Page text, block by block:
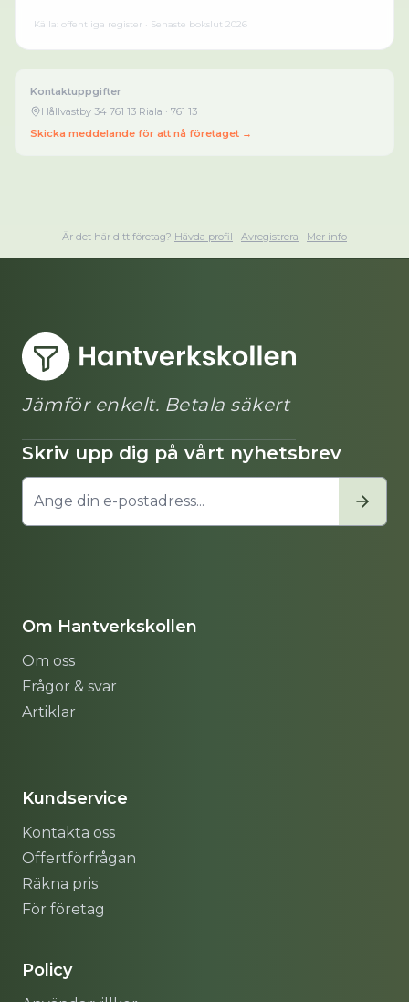
Källa: offentliga register · Senaste bokslut 2026
Kontaktuppgifter
Hållvastby 34 761 13 Riala · 761 13
Skicka meddelande för att nå företaget →
Är det här ditt företag? Hävda profil · Avregistrera · Mer info
Jämför enkelt. Betala säkert
Skriv upp dig på vårt nyhetsbrev
Om Hantverkskollen
Om oss
Frågor & svar
Artiklar
Kundservice
Kontakta oss
Offertförfrågan
Räkna pris
För företag
Policy